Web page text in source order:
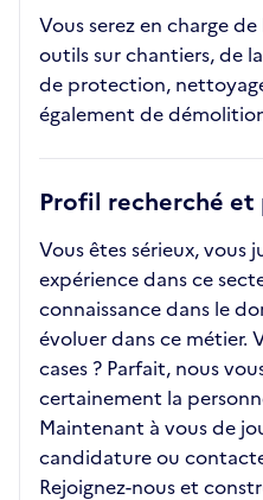
Vous serez en charge
outils sur chantiers, de
de protection,
également de
Profil recherché
Vous êtes sérieux, vous
expérience dans ce
connaissance dans le
évoluer dans ce métier.
cases ? Parfait, nous
certainement la
Maintenant à vous de
candidature ou
Rejoignez-nous et